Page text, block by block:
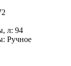
л: 94
Ручное